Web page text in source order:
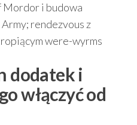
Mordor i budowa
rendezvous z
were-wyrms
dodatek i
włączyć od